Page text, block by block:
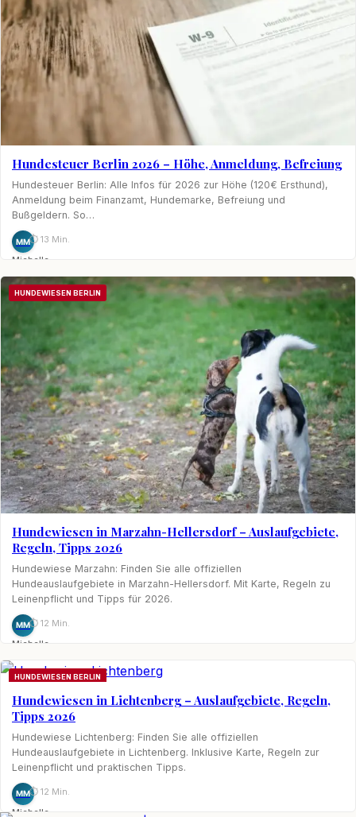
Hundesteuer Berlin 2026 – Höhe, Anmeldung, Befreiung
Hundesteuer Berlin: Alle Infos für 2026 zur Höhe (120€ Ersthund),
Anmeldung beim Finanzamt, Hundemarke, Befreiung und
Bußgeldern. So…
MM
Michelle
Möhring
⏱ 13 Min.
HUNDEWIESEN BERLIN
Hundewiesen in Marzahn-Hellersdorf – Auslaufgebiete,
Regeln, Tipps 2026
Hundewiese Marzahn: Finden Sie alle offiziellen
Hundeauslaufgebiete in Marzahn-Hellersdorf. Mit Karte, Regeln zu
Leinenpflicht und Tipps für 2026.
MM
Michelle
⏱ 12 Min.
HUNDEWIESEN BERLIN
Hundewiesen in Lichtenberg – Auslaufgebiete, Regeln,
Tipps 2026
Hundewiese Lichtenberg: Finden Sie alle offiziellen
Hundeauslaufgebiete in Lichtenberg. Inklusive Karte, Regeln zur
Leinenpflicht und praktischen Tipps.
MM
Michelle
⏱ 12 Min.